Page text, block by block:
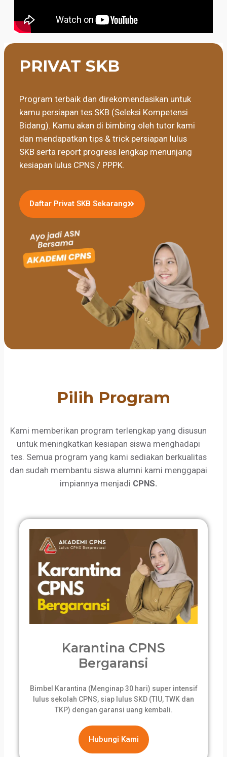
PRIVAT SKB
Program terbaik dan direkomendasikan untuk
kamu persiapan tes SKB (Seleksi Kompetensi
Bidang). Kamu akan di bimbing oleh tutor kami
dan mendapatkan tips & trick persiapan lulus
SKB serta report progress lengkap menunjang
kesiapan lulus CPNS / PPPK.
Daftar Privat SKB Sekarang
Pilih Program
Kami memberikan program terlengkap yang disusun
untuk meningkatkan kesiapan siswa menghadapi
tes. Semua program yang kami sediakan berkualitas
dan sudah membantu siswa alumni kami menggapai
impiannya menjadi CPNS.
Karantina CPNS
Bergaransi
Bimbel Karantina (Menginap 30 hari) super intensif
lulus sekolah CPNS, siap lulus SKD (TIU, TWK dan
TKP) dengan garansi uang kembali.
Hubungi Kami